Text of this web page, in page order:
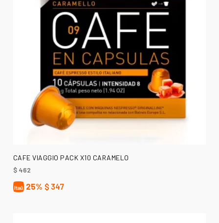
AÑADIR AL CARRITO
CAFE VIAGGIO PACK X10 CARAMELO
$462
25% $ 347